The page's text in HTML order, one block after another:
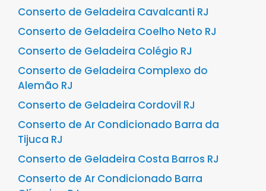
Conserto de Geladeira Cavalcanti RJ
Conserto de Geladeira Coelho Neto RJ
Conserto de Geladeira Colégio RJ
Conserto de Geladeira Complexo do
Alemão RJ
Conserto de Geladeira Cordovil RJ
Conserto de Ar Condicionado Barra da
Tijuca RJ
Conserto de Geladeira Costa Barros RJ
Conserto de Ar Condicionado Barra